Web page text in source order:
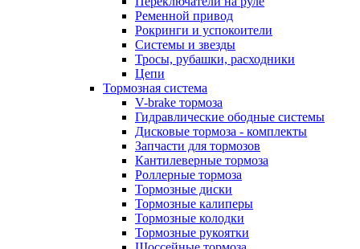
Ременной привод
Рокринги и успокоители
Системы и звезды
Тросы, рубашки, расходники
Цепи
Тормозная система
V-brake тормоза
Гидравлические ободные системы
Дисковые тормоза - комплекты
Запчасти для тормозов
Кантилеверные тормоза
Роллерные тормоза
Тормозные диски
Тормозные калиперы
Тормозные колодки
Тормозные рукоятки